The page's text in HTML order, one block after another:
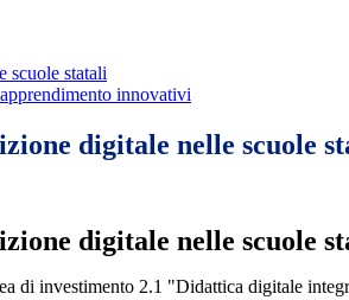
scuole statali
innovativi
digitale nelle scuole
digitale nelle scuole
di investimento 2.1 "Didattica digitale